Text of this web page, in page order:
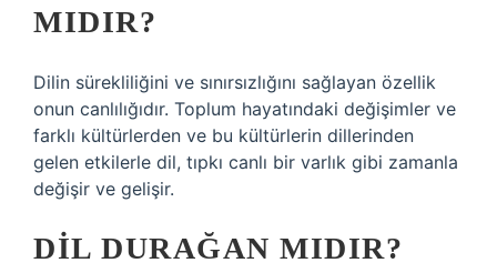
MIDIR?
Dilin sürekliliğini ve sınırsızlığını sağlayan özellik
onun canlılığıdır. Toplum hayatındaki değişimler ve
farklı kültürlerden ve bu kültürlerin dillerinden
gelen etkilerle dil, tıpkı canlı bir varlık gibi zamanla
değişir ve gelişir.
DIL DURAĞAN MIDIR?